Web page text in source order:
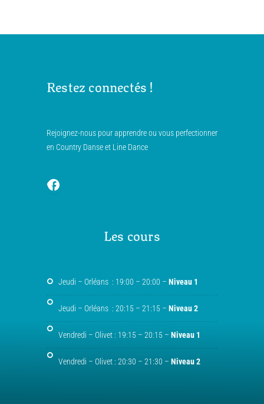
Restez connectés !
Rejoignez-nous pour apprendre ou vous perfectionner
en Country Danse et Line Dance
Les cours
Jeudi – Orléans : 19:00 – 20:00 – Niveau 1
Jeudi – Orléans : 20:15 – 21:15 – Niveau 2
Vendredi – Olivet : 19:15 – 20:15 – Niveau 1
Vendredi – Olivet : 20:30 – 21:30 – Niveau 2